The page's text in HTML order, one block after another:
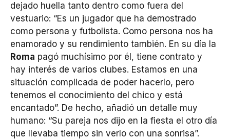
dejado huella tanto dentro como fuera del
vestuario: “Es un jugador que ha demostrado
como persona y futbolista. Como persona nos ha
enamorado y su rendimiento también. En su día la
Roma pagó muchísimo por él, tiene contrato y
hay interés de varios clubes. Estamos en una
situación complicada de poder hacerlo, pero
tenemos el conocimiento del chico y está
encantado”. De hecho, añadió un detalle muy
humano: “Su pareja nos dijo en la fiesta el otro día
que llevaba tiempo sin verlo con una sonrisa”.